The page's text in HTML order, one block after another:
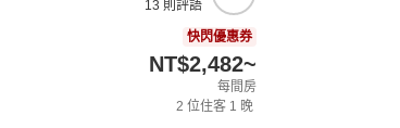
13 則評語
快閃優惠券
NT$2,482~
每間房
2 位住客 1 晚